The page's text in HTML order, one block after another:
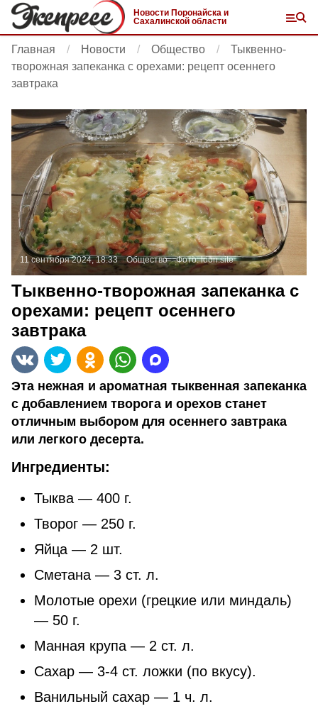
Новости Поронайска и
Сахалинской области
Главная Новости Общество
Тыквенно-
творожная запеканка с орехами: рецепт осеннего
завтрака
11 сентября 2024, 18:33 Общество Фото:loon.site
Тыквенно-творожная запеканка с
орехами: рецепт осеннего
завтрака
Эта нежная и ароматная тыквенная запеканка
с добавлением творога и орехов станет
отличным выбором для осеннего завтрака
или легкого десерта.
Ингредиенты:
Тыква — 400 г.
Творог — 250 г.
Яйца — 2 шт.
Сметана — 3 ст. л.
Молотые орехи (грецкие или миндаль)
— 50 г.
Манная крупа — 2 ст. л.
Сахар — 3-4 ст. ложки (по вкусу).
Ванильный сахар — 1 ч. л.